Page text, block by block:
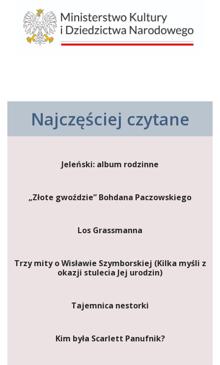
Najczęściej czytane
Jeleński: album rodzinne
„Złote gwoździe” Bohdana Paczowskiego
Los Grassmanna
Trzy mity o Wisławie Szymborskiej (Kilka myśli z
okazji stulecia Jej urodzin)
Tajemnica nestorki
Kim była Scarlett Panufnik?